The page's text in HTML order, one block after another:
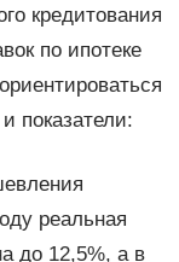
кредитования
по ипотеке
показатели:
реальная
до 12,5%, а в